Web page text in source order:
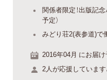
関係者限定！出版記
予定）
みどり荘2(表参道)で
2016年04月 にお届け
2人が応援しています